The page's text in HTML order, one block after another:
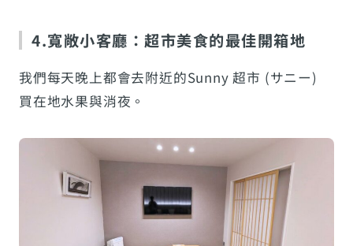
4.寬敞小客廳：超市美食的最佳開箱地
我們每天晚上都會去附近的Sunny 超市 (サニー)
買在地水果與消夜。